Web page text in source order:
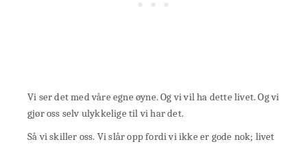
Vi ser det med våre egne øyne. Og vi vil ha dette livet. Og vi
gjør oss selv ulykkelige til vi har det.
Så vi skiller oss. Vi slår opp fordi vi ikke er gode nok; livet